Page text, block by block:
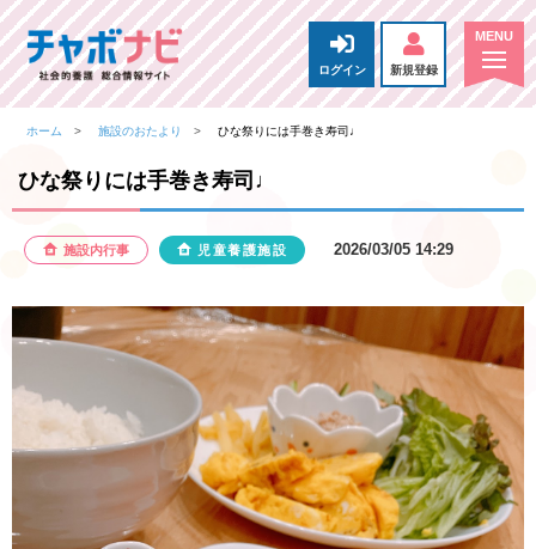
ログイン 新規登録
ホーム 施設のおたより ひな祭りには手巻き寿司♩
ひな祭りには手巻き寿司♩
施設内行事 児童養護施設 2026/03/05 14:29